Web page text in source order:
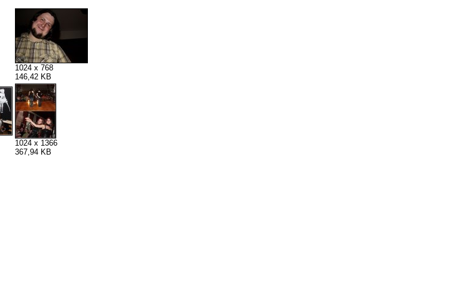
1024 x 768
146,42 KB
1024 x 1366
367,94 KB